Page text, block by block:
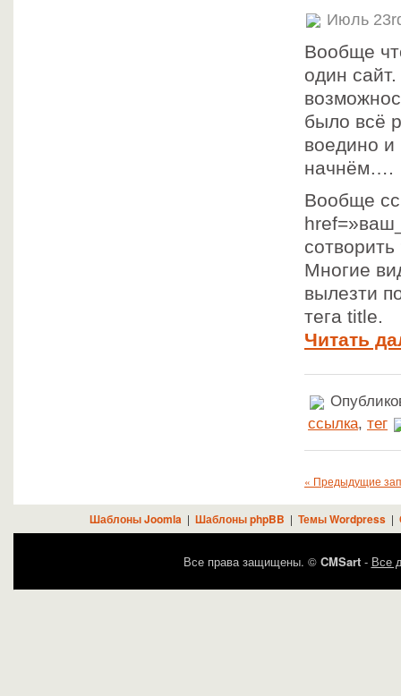
Июль
Вообще
один
было всё
воедино и
начнём….
Вообще
Многие
вылезти
тега title.
Читать
ссылка, тег
« Предыдущие
Шаблоны Joomla | Шаблоны phpBB | Темы Wordpress|
Все права защищены. © CMSart- Все